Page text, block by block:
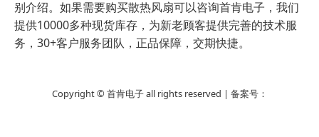
别介绍。如果需要购买散热风扇可以咨询首肯电子，我们
提供10000多种现货库存，为新老顾客提供完善的技术服
务，30+客户服务团队，正品保障，交期快捷。
Copyright © 首肯电子 all rights reserved | 备案号：